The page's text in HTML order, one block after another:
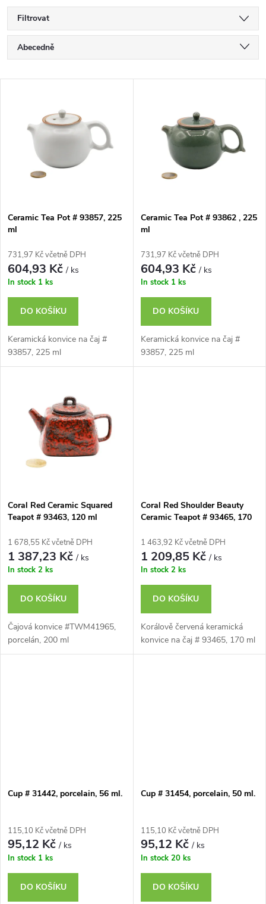
Filtrovat
Ř
a
p
r
o
d
u
k
Abecedně
Nejprodávanější
s
p
r
o
d
u
Ceramic Tea Pot # 93857, 225
ml
731,97 Kč včetně DPH
604,93 Kč/ ks
In stock 1 ks
DO KOŠÍKU
Keramická konvice na čaj #
93857, 225 ml
Ceramic Tea Pot # 93862 , 225
ml
731,97 Kč včetně DPH
604,93 Kč/ ks
In stock 1 ks
DO KOŠÍKU
Keramická konvice na čaj #
93857, 225 ml
Coral Red Ceramic Squared
Teapot # 93463, 120 ml
1 678,55 Kč včetně DPH
1 387,23 Kč/ ks
In stock 2 ks
DO KOŠÍKU
Čajová konvice #TWM41965,
porcelán, 200 ml
Coral Red Shoulder Beauty
Ceramic Teapot # 93465, 170
1 463,92 Kč včetně DPH
1 209,85 Kč/ ks
In stock 2 ks
DO KOŠÍKU
Korálově červená keramická
konvice na čaj # 93465, 170 ml
Cup # 31442, porcelain, 56 ml.
115,10 Kč včetně DPH
95,12 Kč/ ks
In stock 1 ks
DO KOŠÍKU
Cup # 31454, porcelain, 50 ml.
115,10 Kč včetně DPH
95,12 Kč/ ks
In stock 20 ks
DO KOŠÍKU